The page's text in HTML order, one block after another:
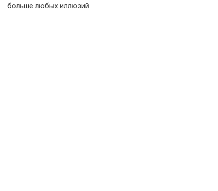
больше любых иллюзий.